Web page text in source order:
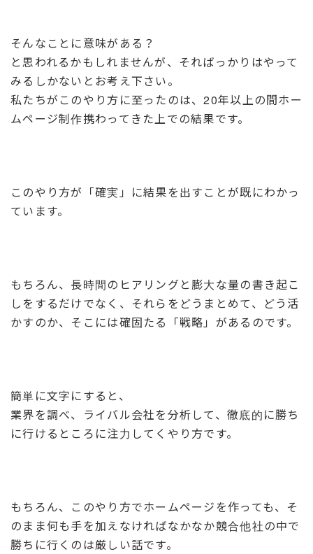
そんなことに意味がある？
と思われるかもしれませんが、そればっかりはやって
みるしかないとお考え下さい。
私たちがこのやり方に至ったのは、20年以上の間ホー
ムページ制作携わってきた上での結果です。
このやり方が「確実」に結果を出すことが既にわかっ
ています。
もちろん、長時間のヒアリングと膨大な量の書き起こ
しをするだけでなく、それらをどうまとめて、どう活
かすのか、そこには確固たる「戦略」があるのです。
簡単に文字にすると、
業界を調べ、ライバル会社を分析して、徹底的に勝ち
に行けるところに注力してくやり方です。
もちろん、このやり方でホームページを作っても、そ
のまま何も手を加えなければなかなか競合他社の中で
勝ちに行くのは厳しい話です。